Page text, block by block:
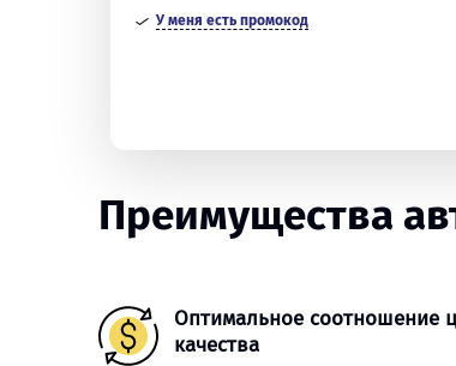
У меня есть промокод
Преимущества
Оптимальное соотношение
качества